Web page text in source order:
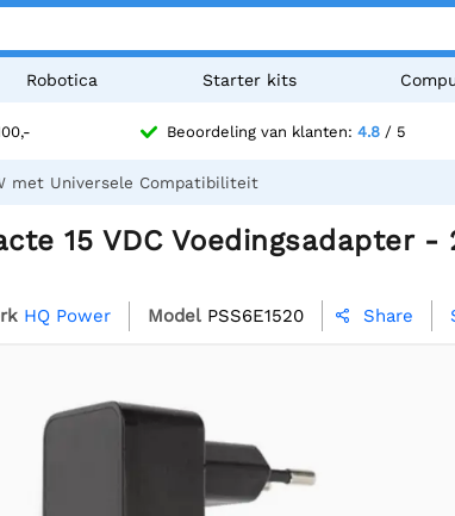
Robotica Starter kits
Beoordeling van klanten: 4.8 / 5
met Universele Compatibiliteit
15 VDC Voedingsadapter
HQ Power Model PSS6E1520  Share